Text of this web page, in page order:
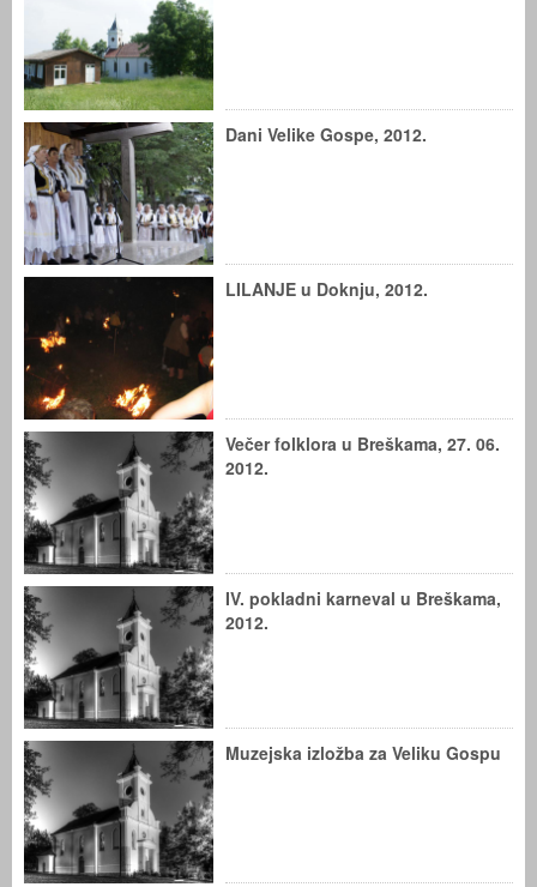
Dani Velike Gospe, 2012.
LILANJE u Doknju, 2012.
Večer folklora u Breškama, 27. 06.
2012.
IV. pokladni karneval u Breškama,
2012.
Muzejska izložba za Veliku Gospu